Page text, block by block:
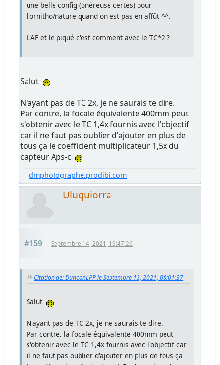
une belle config (onéreuse certes) pour
l'ornitho/nature quand on est pas en affût ^^.
L'AF et le piqué c'est comment avec le TC*2 ?
Salut
N'ayant pas de TC 2x, je ne saurais te dire.
Par contre, la focale équivalente 400mm peut
s'obtenir avec le TC 1,4x fournis avec l'objectif
car il ne faut pas oublier d'ajouter en plus de
tous ça le coefficient multiplicateur 1,5x du
capteur Aps-c
dmphotographe.prodibi.com
Uluquiorra
#159 Septembre 14, 2021, 19:47:26
Citation de: DuncanLPP le Septembre 13, 2021, 08:01:37
Salut
N'ayant pas de TC 2x, je ne saurais te dire.
Par contre, la focale équivalente 400mm peut
s'obtenir avec le TC 1,4x fournis avec l'objectif car
il ne faut pas oublier d'ajouter en plus de tous ça